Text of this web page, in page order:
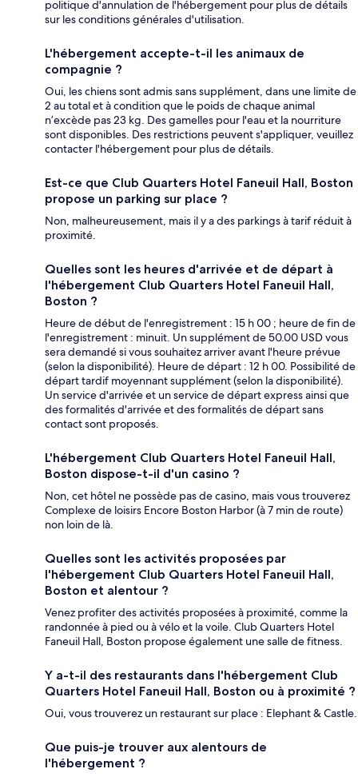
politique d'annulation de l'hébergement pour plus de détails
sur les conditions générales d'utilisation.
L'hébergement accepte-t-il les animaux de
compagnie ?
Oui, les chiens sont admis sans supplément, dans une limite de
2 au total et à condition que le poids de chaque animal
n’excède pas 23 kg. Des gamelles pour l'eau et la nourriture
sont disponibles. Des restrictions peuvent s'appliquer, veuillez
contacter l'hébergement pour plus de détails.
Est-ce que Club Quarters Hotel Faneuil Hall, Boston
propose un parking sur place ?
Non, malheureusement, mais il y a des parkings à tarif réduit à
proximité.
Quelles sont les heures d'arrivée et de départ à
l'hébergement Club Quarters Hotel Faneuil Hall,
Boston ?
Heure de début de l'enregistrement : 15 h 00 ; heure de fin de
l'enregistrement : minuit. Un supplément de 50.00 USD vous
sera demandé si vous souhaitez arriver avant l'heure prévue
(selon la disponibilité). Heure de départ : 12 h 00. Possibilité de
départ tardif moyennant supplément (selon la disponibilité).
Un service d'arrivée et un service de départ express ainsi que
des formalités d'arrivée et des formalités de départ sans
contact sont proposés.
L'hébergement Club Quarters Hotel Faneuil Hall,
Boston dispose-t-il d'un casino ?
Non, cet hôtel ne possède pas de casino, mais vous trouverez
Complexe de loisirs Encore Boston Harbor (à 7 min de route)
non loin de là.
Quelles sont les activités proposées par
l'hébergement Club Quarters Hotel Faneuil Hall,
Boston et alentour ?
Venez profiter des activités proposées à proximité, comme la
randonnée à pied ou à vélo et la voile. Club Quarters Hotel
Faneuil Hall, Boston propose également une salle de fitness.
Y a-t-il des restaurants dans l'hébergement Club
Quarters Hotel Faneuil Hall, Boston ou à proximité ?
Oui, vous trouverez un restaurant sur place : Elephant & Castle.
Que puis-je trouver aux alentours de
l'hébergement ?